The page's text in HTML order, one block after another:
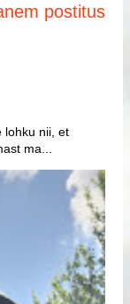
postitus
lohku nii, et
ma...